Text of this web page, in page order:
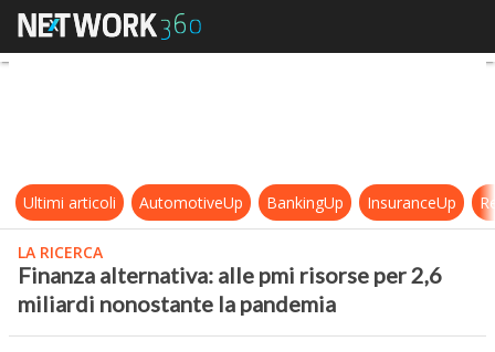
Finanza alternativa: alle pmi
Ultimi articoli AutomotiveUp BankingUp InsuranceUp
LA RICERCA
Finanza alternativa: alle pmi risorse per 2,6
miliardi nonostante la pandemia